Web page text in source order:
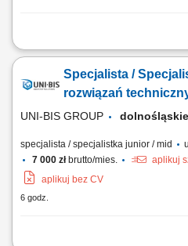
Opis stanowiska rozwijanie
kampanii reklamowych oraz
ich skuteczność, identyfikowanie
Specjalista /
rozwiązań
UNI-BIS GROUP
specjalista / specjalistka junior / mid
7 000 złbrutto/mies.
aplikuj
aplikuj bez CV
6 godz.